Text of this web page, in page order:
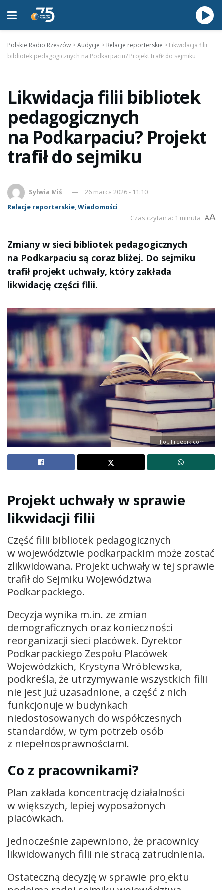
Polskie Radio Rzeszów >Audycje > Relacje reporterskie > Likwidacja filii
bibliotek pedagogicznych na Podkarpaciu? Projekt trafił do sejmiku
Likwidacja filii bibliotek
pedagogicznych
na Podkarpaciu? Projekt
trafił do sejmiku
Sylwia Miś
26 marca 2026 - 11:10
Relacje reporterskie,Wiadomości
Czas czytania: 1 minuta AA
Zmiany w sieci bibliotek pedagogicznych
na Podkarpaciu są coraz bliżej. Do sejmiku
trafił projekt uchwały, który zakłada
likwidację części filii.
Fot. Freepik.com
Projekt uchwały w sprawie
likwidacji filii
Część filii bibliotek pedagogicznych
w województwie podkarpackim może zostać
zlikwidowana. Projekt uchwały w tej sprawie
trafił do Sejmiku Województwa
Podkarpackiego.
Decyzja wynika m.in. ze zmian
demograficznych oraz konieczności
reorganizacji sieci placówek. Dyrektor
Podkarpackiego Zespołu Placówek
Wojewódzkich, Krystyna Wróblewska,
podkreśla, że utrzymywanie wszystkich filii
nie jest już uzasadnione, a część z nich
funkcjonuje w budynkach
niedostosowanych do współczesnych
standardów, w tym potrzeb osób
z niepełnosprawnościami.
Co z pracownikami?
Plan zakłada koncentrację działalności
w większych, lepiej wyposażonych
placówkach.
Jednocześnie zapewniono, że pracownicy
likwidowanych filii nie stracą zatrudnienia.
Ostateczną decyzję w sprawie projektu